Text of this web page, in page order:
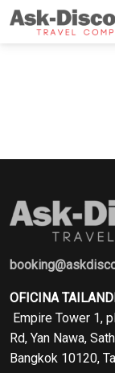
OFICINA
Empire Tower 1,
Rd, Yan Nawa,
Bangkok 10120,